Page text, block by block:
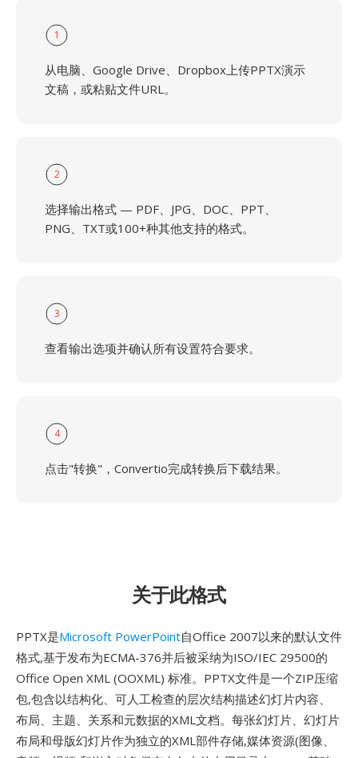
1
从电脑、Google Drive、Dropbox上传PPTX演示
文稿，或粘贴文件URL。
2
选择输出格式 — PDF、JPG、DOC、PPT、
PNG、TXT或100+种其他支持的格式。
3
查看输出选项并确认所有设置符合要求。
4
点击"转换"，Convertio完成转换后下载结果。
关于此格式
PPTX是Microsoft PowerPoint自Office 2007以来的默认文件
格式,基于发布为ECMA-376并后被采纳为ISO/IEC 29500的
Office Open XML (OOXML) 标准。PPTX文件是一个ZIP压缩
包,包含以结构化、可人工检查的层次结构描述幻灯片内容、
布局、主题、关系和元数据的XML文档。每张幻灯片、幻灯片
布局和母版幻灯片作为独立的XML部件存储,媒体资源(图像、